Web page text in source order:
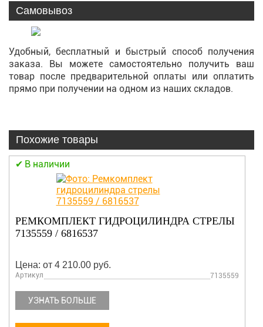
Самовывоз
Удобный, бесплатный и быстрый способ получения
заказа. Вы можете самостоятельно получить ваш
товар после предварительной оплаты или оплатить
прямо при получении на одном из наших складов.
Похожие товары
В наличии
РЕМКОМПЛЕКТ ГИДРОЦИЛИНДРА СТРЕЛЫ
7135559 / 6816537
Цена: от 4 210.00 руб.
Артикул 7135559
УЗНАТЬ БОЛЬШЕ